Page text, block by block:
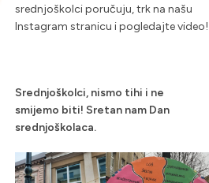
srednjoškolci poručuju, trk na našu
Instagram stranicu i pogledajte video!
Srednjoškolci, nismo tihi i ne
smijemo biti! Sretan nam Dan
srednjoškolaca.